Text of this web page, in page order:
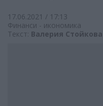
17.06.2021 / 17:13
Финанси - икономика
Текст: Валерия Стойкова